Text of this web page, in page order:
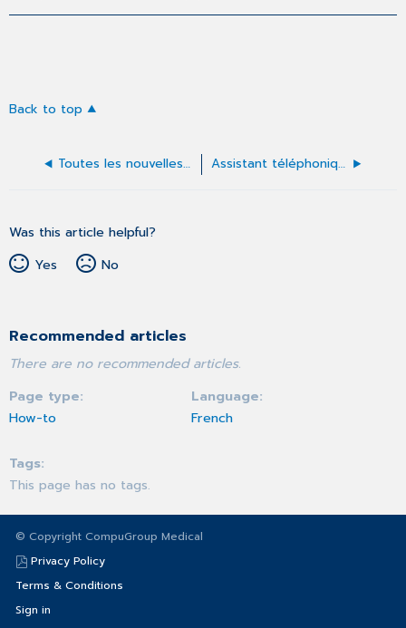
Back to top
Toutes les nouvelles fonctionnalités de l'Assistant téléphonique - au 16/06/2026 Assistant téléphonique en pratique (notions de base)
Was this article helpful?
Yes
No
Recommended articles
There are no recommended articles.
Page type
How-to
Language
French
Tags
This page has no tags.
© Copyright CompuGroup Medical
Privacy Policy
Terms & Conditions
Sign in